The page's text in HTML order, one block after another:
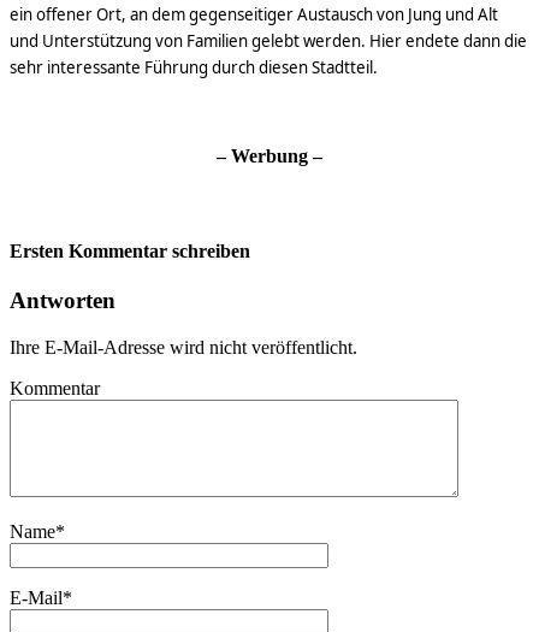
ein offener Ort, an dem gegenseitiger Austausch von Jung und Alt
und Unterstützung von Familien gelebt werden. Hier endete dann die
sehr interessante Führung durch diesen Stadtteil.
– Werbung –
Ersten Kommentar schreiben
Antworten
Ihre E-Mail-Adresse wird nicht veröffentlicht.
Kommentar
Name*
E-Mail*